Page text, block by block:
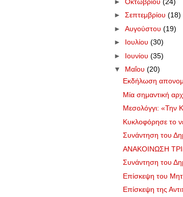
► Σεπτεμβρίου (18)
► Αυγούστου (19)
► Ιουλίου (30)
► Ιουνίου (35)
▼ Μαΐου (20)
Εκδήλωση
Μία σημαντική
Μεσολόγγι: «Την
Κυκλοφόρησε το
Συνάντηση του
ΑΝΑΚΟΙΝΩΣΗ
Συνάντηση του
Επίσκεψη του
Επίσκεψη της